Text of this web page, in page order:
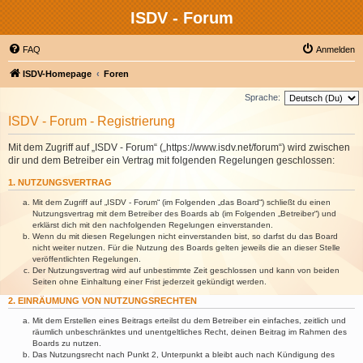
ISDV - Forum
FAQ Anmelden
ISDV-Homepage Foren
Sprache:
ISDV - Forum - Registrierung
Mit dem Zugriff auf „ISDV - Forum“ („https://www.isdv.net/forum“) wird zwischen
dir und dem Betreiber ein Vertrag mit folgenden Regelungen geschlossen:
1. NUTZUNGSVERTRAG
Mit dem Zugriff auf „ISDV - Forum“ (im Folgenden „das Board“) schließt du einen
Nutzungsvertrag mit dem Betreiber des Boards ab (im Folgenden „Betreiber“) und
erklärst dich mit den nachfolgenden Regelungen einverstanden.
Wenn du mit diesen Regelungen nicht einverstanden bist, so darfst du das Board
nicht weiter nutzen. Für die Nutzung des Boards gelten jeweils die an dieser Stelle
veröffentlichten Regelungen.
Der Nutzungsvertrag wird auf unbestimmte Zeit geschlossen und kann von beiden
Seiten ohne Einhaltung einer Frist jederzeit gekündigt werden.
2. EINRÄUMUNG VON NUTZUNGSRECHTEN
Mit dem Erstellen eines Beitrags erteilst du dem Betreiber ein einfaches, zeitlich und
räumlich unbeschränktes und unentgeltliches Recht, deinen Beitrag im Rahmen des
Boards zu nutzen.
Das Nutzungsrecht nach Punkt 2, Unterpunkt a bleibt auch nach Kündigung des